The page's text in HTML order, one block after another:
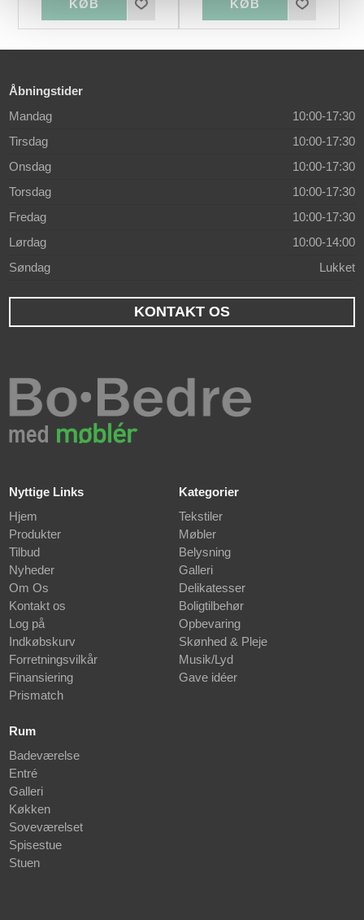
Åbningstider
Mandag
10:00-17:30
Tirsdag
10:00-17:30
Onsdag
10:00-17:30
Torsdag
10:00-17:30
Fredag
10:00-17:30
Lørdag
10:00-14:00
Søndag
Lukket
KONTAKT OS
Nyttige Links
Hjem
Produkter
Tilbud
Nyheder
Om Os
Kontakt os
Log på
Indkøbskurv
Forretningsvilkår
Finansiering
Prismatch
Kategorier
Tekstiler
Møbler
Belysning
Galleri
Delikatesser
Boligtilbehør
Opbevaring
Skønhed & Pleje
Musik/Lyd
Gave idéer
Rum
Badeværelse
Entré
Galleri
Køkken
Soveværelset
Spisestue
Stuen